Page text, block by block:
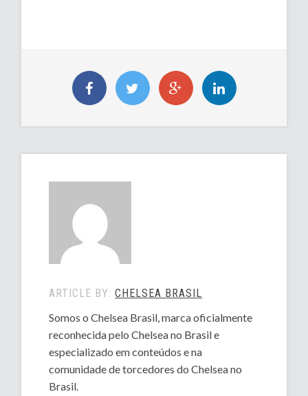
ARTICLE BY:CHELSEA BRASIL
Somos o Chelsea Brasil, marca oficialmente
reconhecida pelo Chelsea no Brasil e
especializado em conteúdos e na
comunidade de torcedores do Chelsea no
Brasil.